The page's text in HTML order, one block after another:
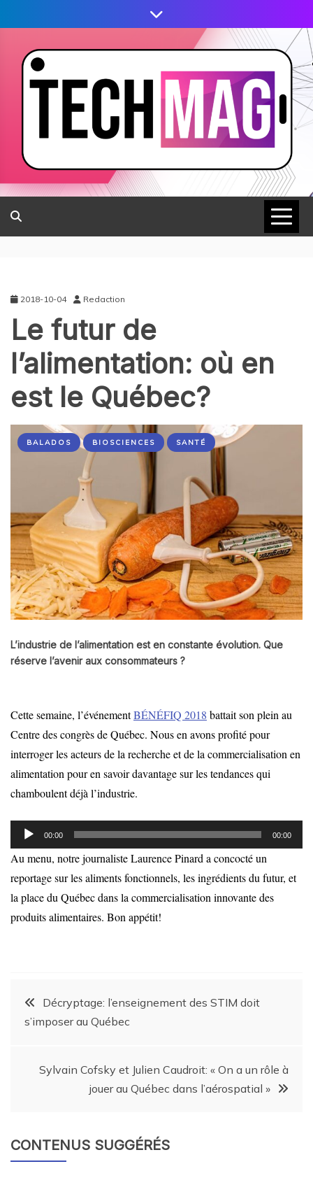
2018-10-04 Redaction
Le futur de
l’alimentation: où en
est le Québec?
BALADOS BIOSCIENCES SANTÉ
L’industrie de l’alimentation est en constante évolution. Que
réserve l’avenir aux consommateurs ?
Cette semaine, l’événementBÉNÉFIQ 2018 battait son plein au
Centre des congrès de Québec. Nous en avons profité pour
interroger les acteurs de la recherche et de la commercialisation en
alimentation pour en savoir davantage sur les tendances qui
chamboulent déjà l’industrie.
Lecteur
audio
00:00 00:00
Au menu, notre journaliste Laurence Pinard a concocté un
reportage sur les aliments fonctionnels, les ingrédients du futur, et
la place du Québec dans la commercialisation innovante des
produits alimentaires. Bon appétit!
Décryptage: l’enseignement des STIM doit
s’imposer au Québec
Sylvain Cofsky et Julien Caudroit: « On a un rôle à
jouer au Québec dans l’aérospatial »
CONTENUS SUGGÉRÉS